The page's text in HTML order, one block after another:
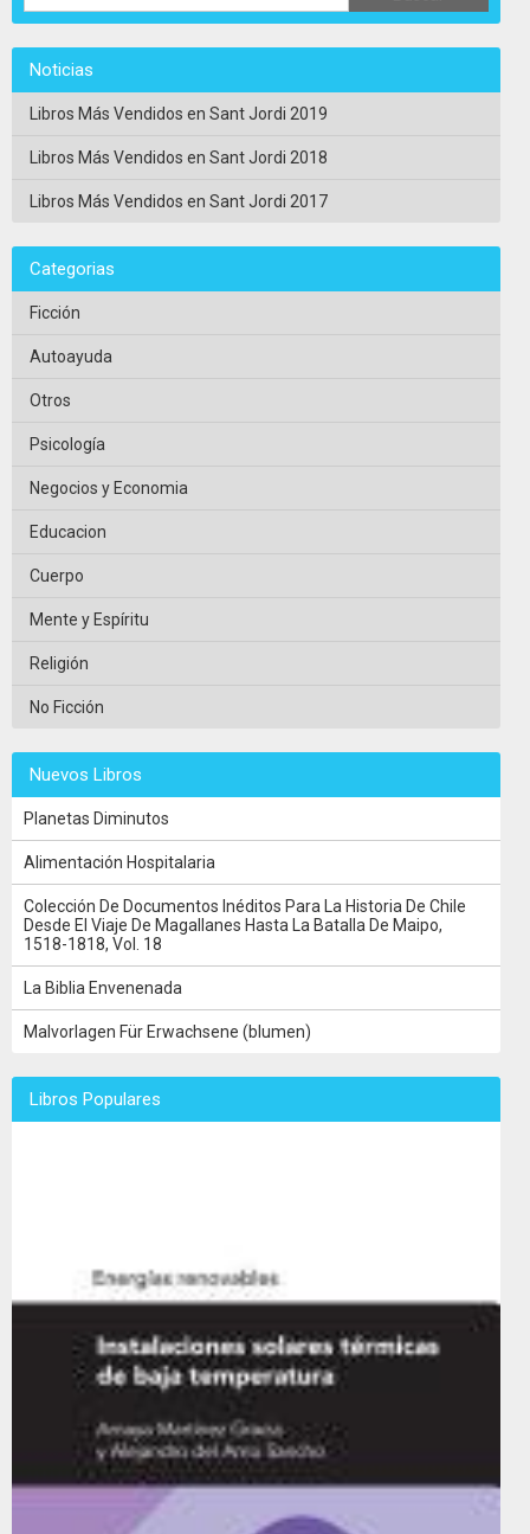
Noticias
Libros Más Vendidos en Sant Jordi 2019
Libros Más Vendidos en Sant Jordi 2018
Libros Más Vendidos en Sant Jordi 2017
Categorias
Ficción
Autoayuda
Otros
Psicología
Negocios y Economia
Educacion
Cuerpo
Mente y Espíritu
Religión
No Ficción
Nuevos Libros
Planetas Diminutos
Alimentación Hospitalaria
Colección De Documentos Inéditos Para La Historia De Chile
Desde El Viaje De Magallanes Hasta La Batalla De Maipo,
1518-1818, Vol. 18
La Biblia Envenenada
Malvorlagen Für Erwachsene (blumen)
Libros Populares